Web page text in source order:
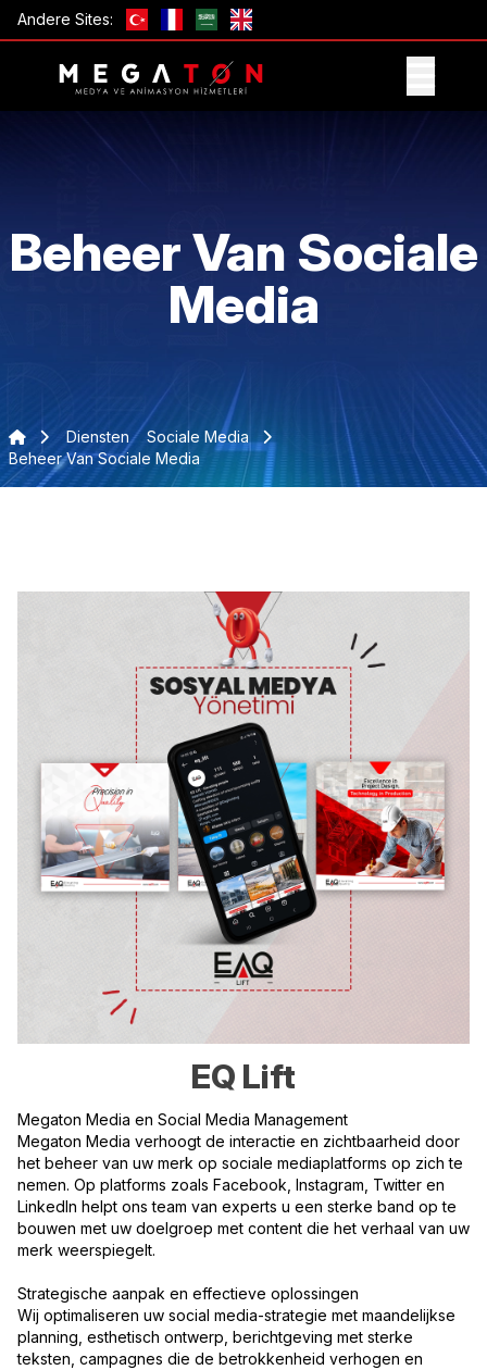
Andere Sites:
Beheer Van Sociale
Media
Diensten
Sociale Media
Beheer Van Sociale Media
EQ Lift
Megaton Media en Social Media Management
Megaton Media verhoogt de interactie en zichtbaarheid door
het beheer van uw merk op sociale mediaplatforms op zich te
nemen. Op platforms zoals Facebook, Instagram, Twitter en
LinkedIn helpt ons team van experts u een sterke band op te
bouwen met uw doelgroep met content die het verhaal van uw
merk weerspiegelt.
Strategische aanpak en effectieve oplossingen
Wij optimaliseren uw social media-strategie met maandelijkse
planning, esthetisch ontwerp, berichtgeving met sterke
teksten, campagnes die de betrokkenheid verhogen en